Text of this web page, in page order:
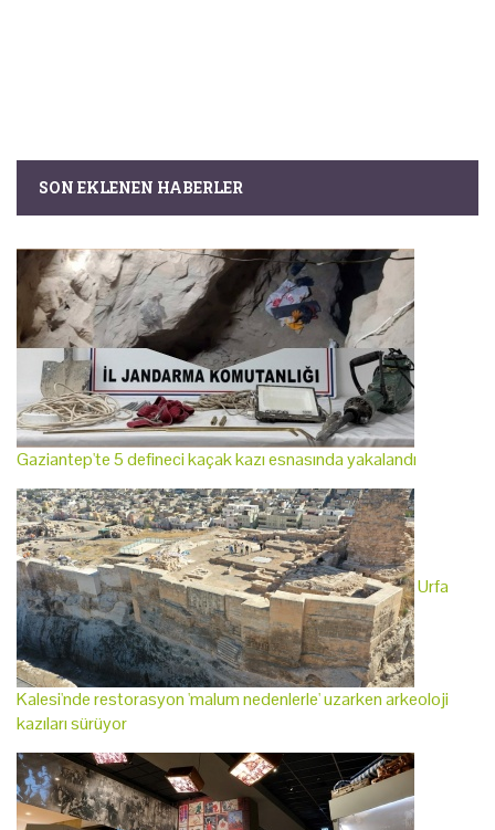
SON EKLENEN HABERLER
Gaziantep'te 5 defineci kaçak kazı esnasında yakalandı
Urfa
Kalesi'nde restorasyon 'malum nedenlerle' uzarken arkeoloji
kazıları sürüyor